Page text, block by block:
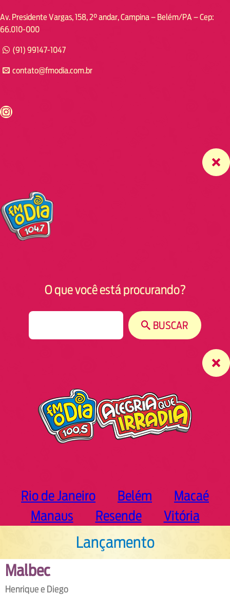
Av. Presidente Vargas, 158, 2° andar, Campina – Belém/PA – Cep:
66.010-000
(91) 99147-1047
contato@fmodia.com.br
https://www.instagram.com/fmodia.cabofrio/
O que você está procurando?
BUSCAR
Rio de Janeiro Belém
Macaé
Manaus
Resende Vitória
Lançamento
Malbec
Henrique e Diego